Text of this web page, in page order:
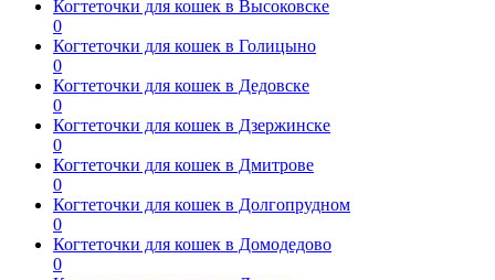
Когтеточки для кошек в Высоковске
0
Когтеточки для кошек в Голицыно
0
Когтеточки для кошек в Дедовске
0
Когтеточки для кошек в Дзержинске
0
Когтеточки для кошек в Дмитрове
0
Когтеточки для кошек в Долгопрудном
0
Когтеточки для кошек в Домодедово
0